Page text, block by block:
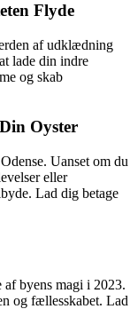
Flyde
af udklædning
lade din indre
og skab
Oyster
Uanset om du
eller
Lad dig betage
byens magi i 2023.
og fællesskabet. Lad